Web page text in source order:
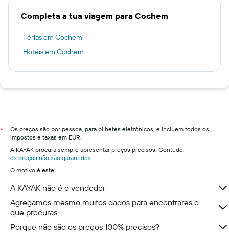
Completa a tua viagem para Cochem
Férias em Cochem
Hotéis em Cochem
*
Os preços são por pessoa, para bilhetes eletrónicos, e incluem todos os
impostos e taxas em EUR.
A KAYAK procura sempre apresentar preços precisos. Contudo,
os preços não são garantidos.
O motivo é este:
A KAYAK não é o vendedor
Agregamos mesmo muitos dados para encontrares o
que procuras
Porque não são os preços 100% precisos?